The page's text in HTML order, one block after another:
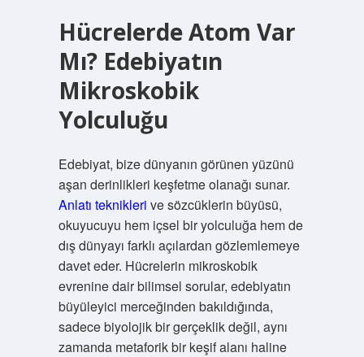
Hücrelerde Atom Var
Mı? Edebiyatın
Mikroskobik
Yolculuğu
Edebiyat, bize dünyanın görünen yüzünü
aşan derinlikleri keşfetme olanağı sunar.
Anlatı teknikleri ve sözcüklerin büyüsü,
okuyucuyu hem içsel bir yolculuğa hem de
dış dünyayı farklı açılardan gözlemlemeye
davet eder. Hücrelerin mikroskobik
evrenine dair bilimsel sorular, edebiyatın
büyüleyici merceğinden bakıldığında,
sadece biyolojik bir gerçeklik değil, aynı
zamanda metaforik bir keşif alanı haline